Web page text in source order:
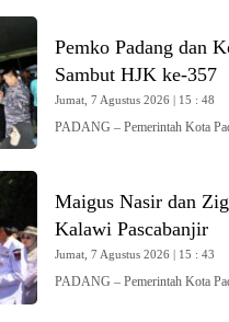
Pemko Padang dan
Sambut HJK ke-357
Jumat, 7 Agustus 2026 | 15 : 48
PADANG – Pemerintah Kota
Maigus Nasir dan
Kalawi Pascabanjir
Jumat, 7 Agustus 2026 | 15 : 43
PADANG – Pemerintah Kota